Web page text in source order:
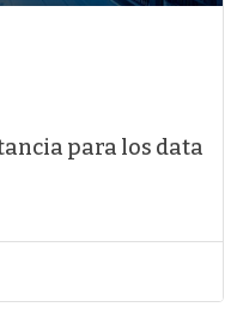
para los data